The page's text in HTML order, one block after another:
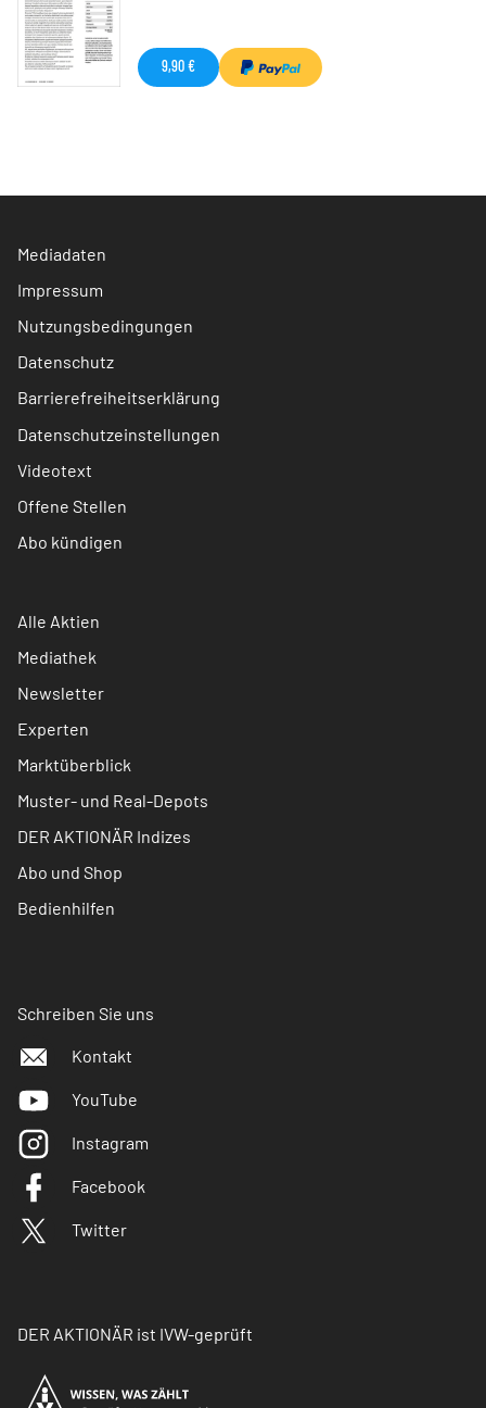
9,90 €
Mediadaten
Impressum
Nutzungsbedingungen
Datenschutz
Barrierefreiheitserklärung
Datenschutzeinstellungen
Videotext
Offene Stellen
Abo kündigen
Alle Aktien
Mediathek
Newsletter
Experten
Marktüberblick
Muster- und Real-Depots
DER AKTIONÄR Indizes
Abo und Shop
Bedienhilfen
Schreiben Sie uns
Kontakt
YouTube
Instagram
Facebook
Twitter
DER AKTIONÄR ist IVW-geprüft